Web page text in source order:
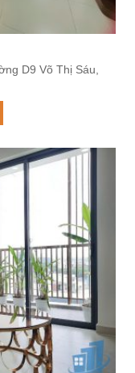
D9 Võ Thị Sáu,